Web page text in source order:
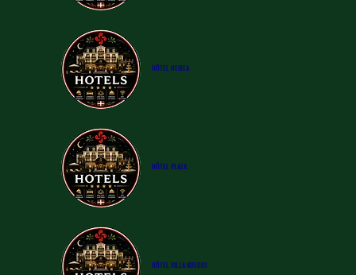
​HÔTELNEMEA
​HÔTELPLAZA
​HÔTELVILLA KOEGUI